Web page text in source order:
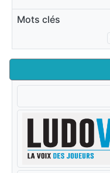
Mots clés